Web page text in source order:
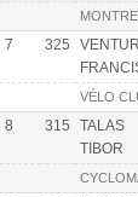
7 325
VÉLO
8 315
TALAS
TIBOR